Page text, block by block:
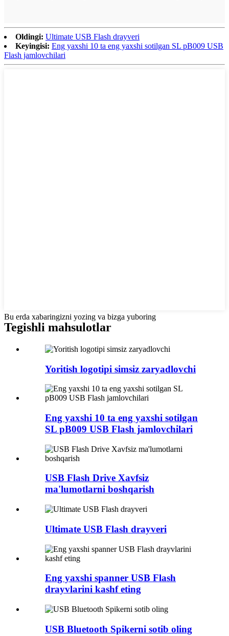
Oldingi: Ultimate USB Flash drayveri
Keyingisi: Eng yaxshi 10 ta eng yaxshi sotilgan SL pB009 USB
Flash jamlovchilari
Bu erda xabaringizni yozing va bizga yuboring
Tegishli mahsulotlar
Yoritish logotipi simsiz zaryadlovchi
Eng yaxshi 10 ta eng yaxshi sotilgan
SL pB009 USB Flash jamlovchilari
USB Flash Drive Xavfsiz
ma'lumotlarni boshqarish
Ultimate USB Flash drayveri
Eng yaxshi spanner USB Flash
drayvlarini kashf eting
USB Bluetooth Spikerni sotib oling